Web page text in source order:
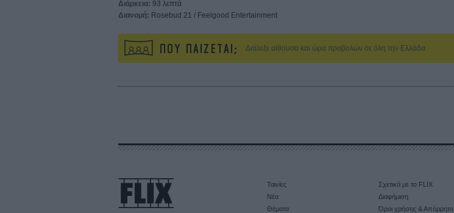
Διάρκεια: 93 λεπτά
Διανομή: Rosebud 21 / Feelgood Entertainment
ΠΟΥ ΠΑΙΖΕΤΑΙ; Διάλεξε αίθουσα και ώρα προβολών σε όλη την Ελλάδα
Ταινίες
Νέα
Θέματα
Σχετικά με το FLIX
Διαφήμιση
Όροι χρήσης & Απόρρητο